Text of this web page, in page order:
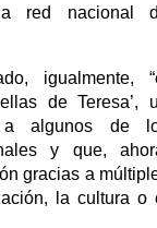
red nacional
igualmente,
de Teresa’,
a algunos de
y que,
gracias a
la cultura o